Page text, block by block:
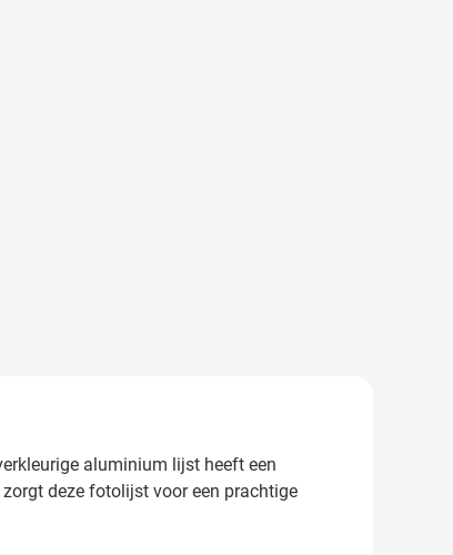
aluminium lijst heeft een
deze fotolijst voor een prachtige